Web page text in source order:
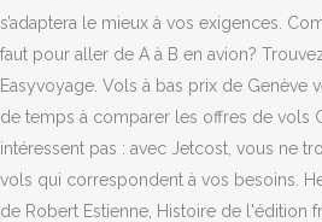
s’adaptera le mieux à vos exigences.
faut pour aller de A à B en avion?
Easyvoyage. Vols à bas prix de Genève
de temps à comparer les offres de vols
intéressent pas : avec Jetcost, vous ne
vols qui correspondent à vos besoins.
de Robert Estienne, Histoire de l'édition